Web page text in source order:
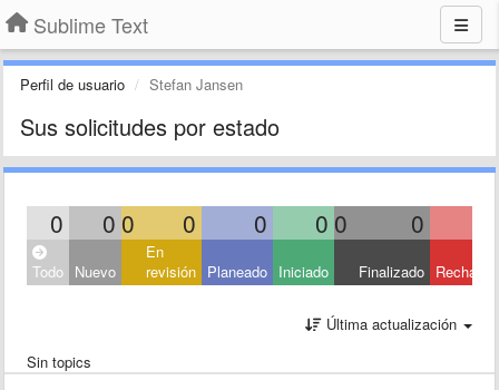
Sublime Text
Perfil de usuario Stefan Jansen
Sus solicitudes por estado
0 0 0 0 0 0 0 0
Todo Nuevo
En
revisión Planeado Iniciado Finalizado
Última actualización
Sin topics